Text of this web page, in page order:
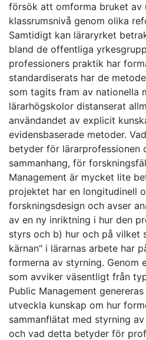
försök att omforma bruket av
klassrumsnivå genom olika
Samtidigt kan läraryrket
bland de offentliga
professioners praktik har
standardiserats har de
som tagits fram av nationella
lärarhögskolor distanserat
användandet av explicit
evidensbaserade metoder.
betyder för lärarprofessionen
sammanhang, för
Management är mycket lite
projektet har en longitudinell
forskningsdesign och avser
av en ny inriktning i hur den
styrs och b) hur och på vilket
kärnan" i lärarnas arbete har
formerna av styrning. Genom
som avviker väsentligt från
Public Management
utveckla kunskap om hur
sammanflätat med styrning
och vad detta betyder för